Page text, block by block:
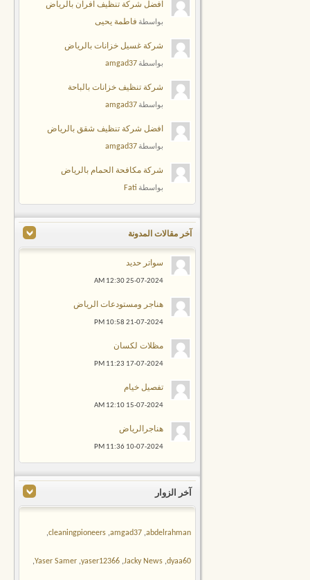
افضل شركة تنظيف افران بالرياض
بواسطة فاطمة يحيى
شركة غسيل خزانات بالرياض
بواسطةamgad37
شركة تنظيف خزانات بالباحة
بواسطةamgad37
افضل شركة تنظيف شقق بالرياض
بواسطةamgad37
شركة مكافحة الحمام بالرياض
بواسطة Fati
آخر مقالات المدونة
سواتر حديد
25-07-2024
12:30 AM
هناجر ومستودعات الرياض
21-07-2024
10:58 PM
مظلات لكسان
17-07-2024
11:23 PM
تفصيل خيام
15-07-2024
12:10 AM
هناجرالرياض
10-07-2024
11:36 PM
آخر الزوار
abdelrahman
,
amgad37
,
cleaningpioneers
,
dyaa60
,
Jacky News
,
yaser12366
,
Yaser Samer
,